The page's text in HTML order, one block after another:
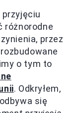
różnorodne
przez
o tym to
. Odkryłem,
się